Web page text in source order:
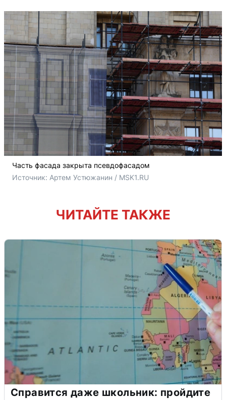
Часть фасада закрыта псевдофасадом
Источник: Артем Устюжанин / MSK1.RU
ЧИТАЙТЕ ТАКЖЕ
Справится даже школьник: пройдите